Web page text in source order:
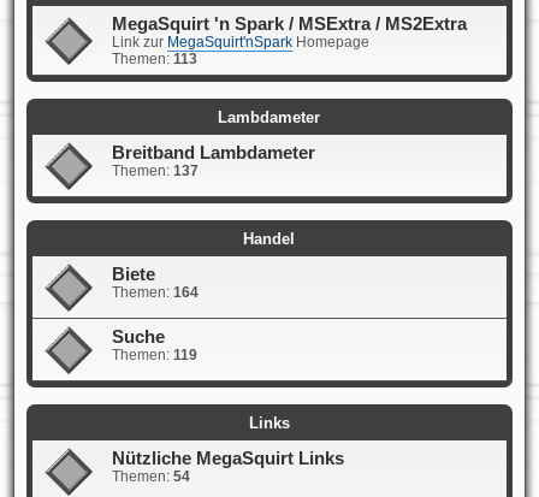
MegaSquirt 'n Spark / MSExtra / MS2Extra
Link zur MegaSquirt'nSparkHomepage
Themen: 113
Lambdameter
Breitband Lambdameter
Themen: 137
Handel
Biete
Themen: 164
Suche
Themen: 119
Links
Nützliche MegaSquirt Links
Themen: 54